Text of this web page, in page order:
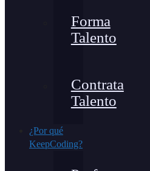
Forma
Talento
Contrata
Talento
¿Por qué
KeepCoding?